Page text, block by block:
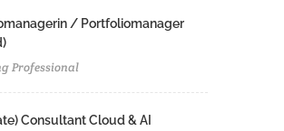
/ Portfoliomanager
Professional
Consultant Cloud & AI